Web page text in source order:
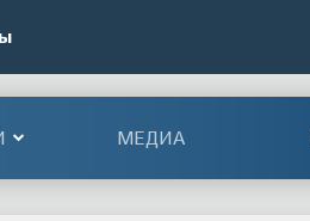
МЕДИА